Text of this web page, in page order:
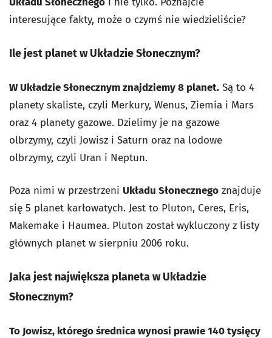
interesujące fakty, może o czymś nie wiedzieliście?
Ile jest planet w Układzie Słonecznym?
W Układzie Słonecznym znajdziemy 8 planet. Są to 4
planety skaliste, czyli Merkury, Wenus, Ziemia i Mars
oraz 4 planety gazowe. Dzielimy je na gazowe
olbrzymy, czyli Jowisz i Saturn oraz na lodowe
olbrzymy, czyli Uran i Neptun.
Poza nimi w przestrzeni Układu Słonecznego znajduje
się 5 planet karłowatych. Jest to Pluton, Ceres, Eris,
Makemake i Haumea. Pluton został wykluczony z listy
głównych planet w sierpniu 2006 roku.
Jaka jest największa planeta w Układzie
Słonecznym?
To Jowisz, którego średnica wynosi prawie 140 tysięcy